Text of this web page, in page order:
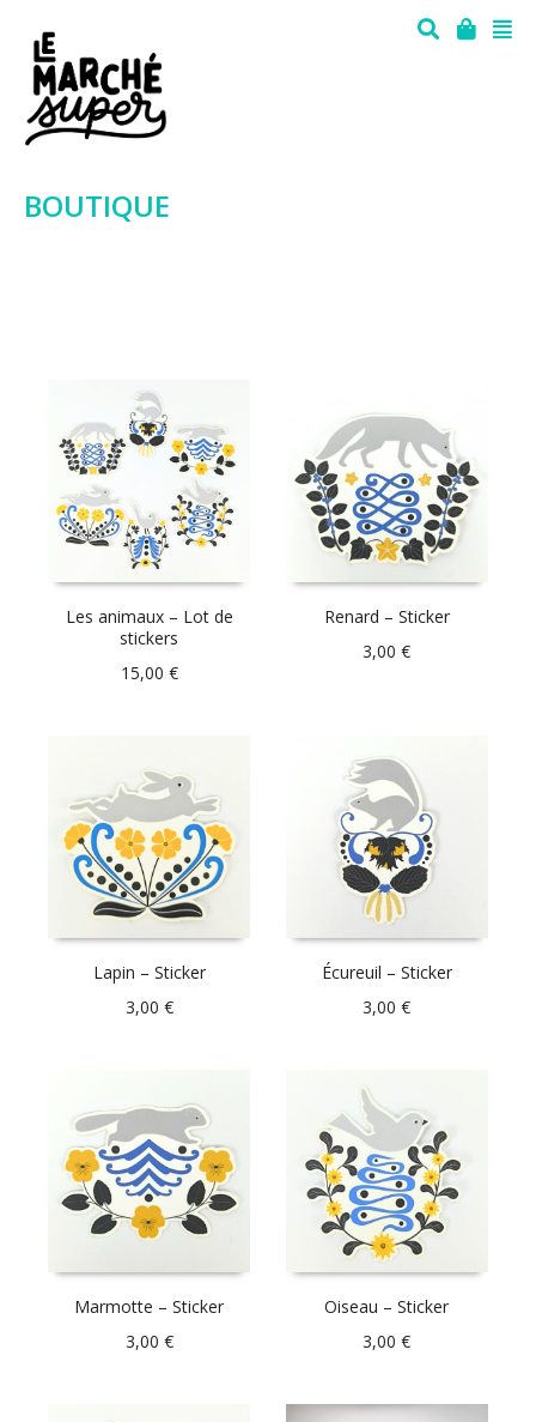
BOUTIQUE
Les animaux – Lot de
stickers
15,00 €
Renard – Sticker
3,00€
Lapin – Sticker
3,00 €
Écureuil – Sticker
3,00€
Marmotte – Sticker
3,00 €
Oiseau – Sticker
3,00€